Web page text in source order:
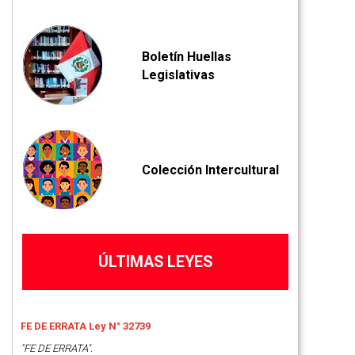
Boletín Huellas
Legislativas
Colección Intercultural
ÚLTIMAS LEYES
FE DE ERRATA Ley N° 32739
"FE DE ERRATA".